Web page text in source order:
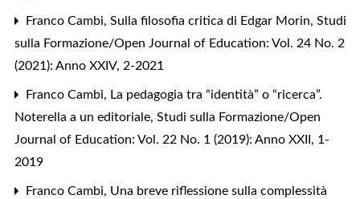
Franco Cambi, Sulla filosofia critica di Edgar Morin, Studi
sulla Formazione/Open Journal of Education: Vol. 24 No. 2
(2021): Anno XXIV, 2-2021
Franco Cambi, La pedagogia tra “identità” o “ricerca”.
Noterella a un editoriale, Studi sulla Formazione/Open
Journal of Education: Vol. 22 No. 1 (2019): Anno XXII, 1-
2019
Franco Cambi, Una breve riflessione sulla complessità